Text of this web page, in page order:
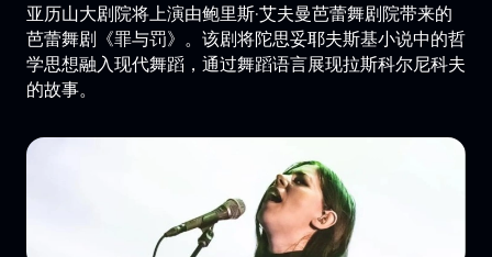
亚历山大剧院将上演由鲍里斯·艾夫曼芭蕾舞剧院带来的
芭蕾舞剧《罪与罚》。该剧将陀思妥耶夫斯基小说中的哲
学思想融入现代舞蹈，通过舞蹈语言展现拉斯科尔尼科夫
的故事。